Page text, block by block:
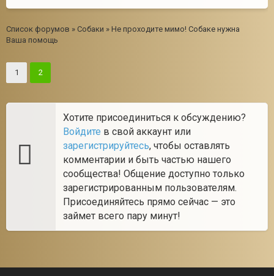
Список форумов » Собаки » Не проходите мимо! Собаке нужна
Ваша помощь
1 2
Хотите присоединиться к обсуждению?
Войдите в свой аккаунт или
зарегистрируйтесь, чтобы оставлять
комментарии и быть частью нашего
сообщества! Общение доступно только
зарегистрированным пользователям.
Присоединяйтесь прямо сейчас — это
займет всего пару минут!